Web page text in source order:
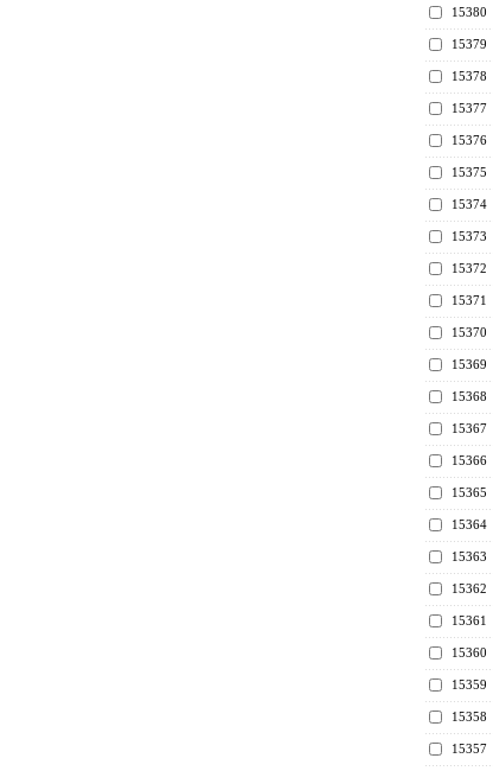
15380
15379
15378
15377
15376
15375
15374
15373
15372
15371
15370
15369
15368
15367
15366
15365
15364
15363
15362
15361
15360
15359
15358
15357